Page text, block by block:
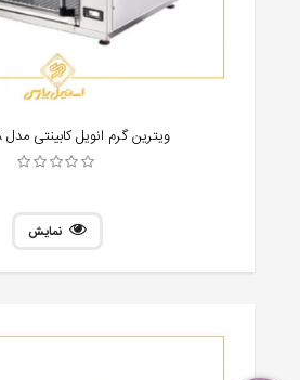
ویترین گرم انویل کابینتی مدل CGA1008
نمایش